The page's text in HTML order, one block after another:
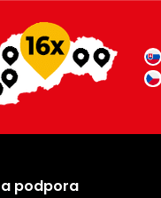
podpora